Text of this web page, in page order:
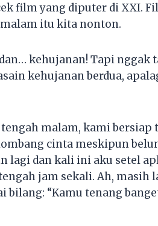
film yang diputer di XXI.
itu kita nonton.
kehujanan! Tapi nggak
kehujanan berdua,
malam, kami bersiap
cinta meskipun
lagi dan kali ini aku setel
jam sekali. Ah, masih
bilang: “Kamu tenang